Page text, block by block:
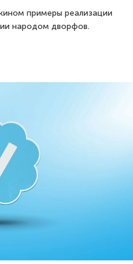
примеры реализации
народом дворфов.